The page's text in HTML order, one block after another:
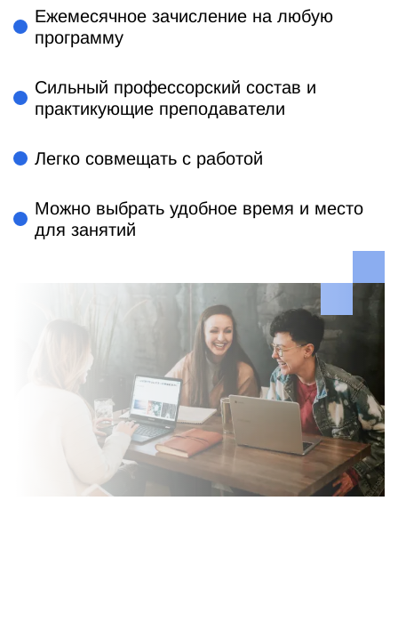
Ежемесячное зачисление на любую
программу
Сильный профессорский состав и
практикующие преподаватели
Легко совмещать с работой
Можно выбрать удобное время и место
для занятий